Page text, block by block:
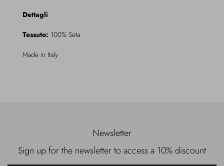
Dettagli
Tessuto: 100% Seta
Made in Italy
Newsletter
Sign up for the newsletter to access a 10% discount